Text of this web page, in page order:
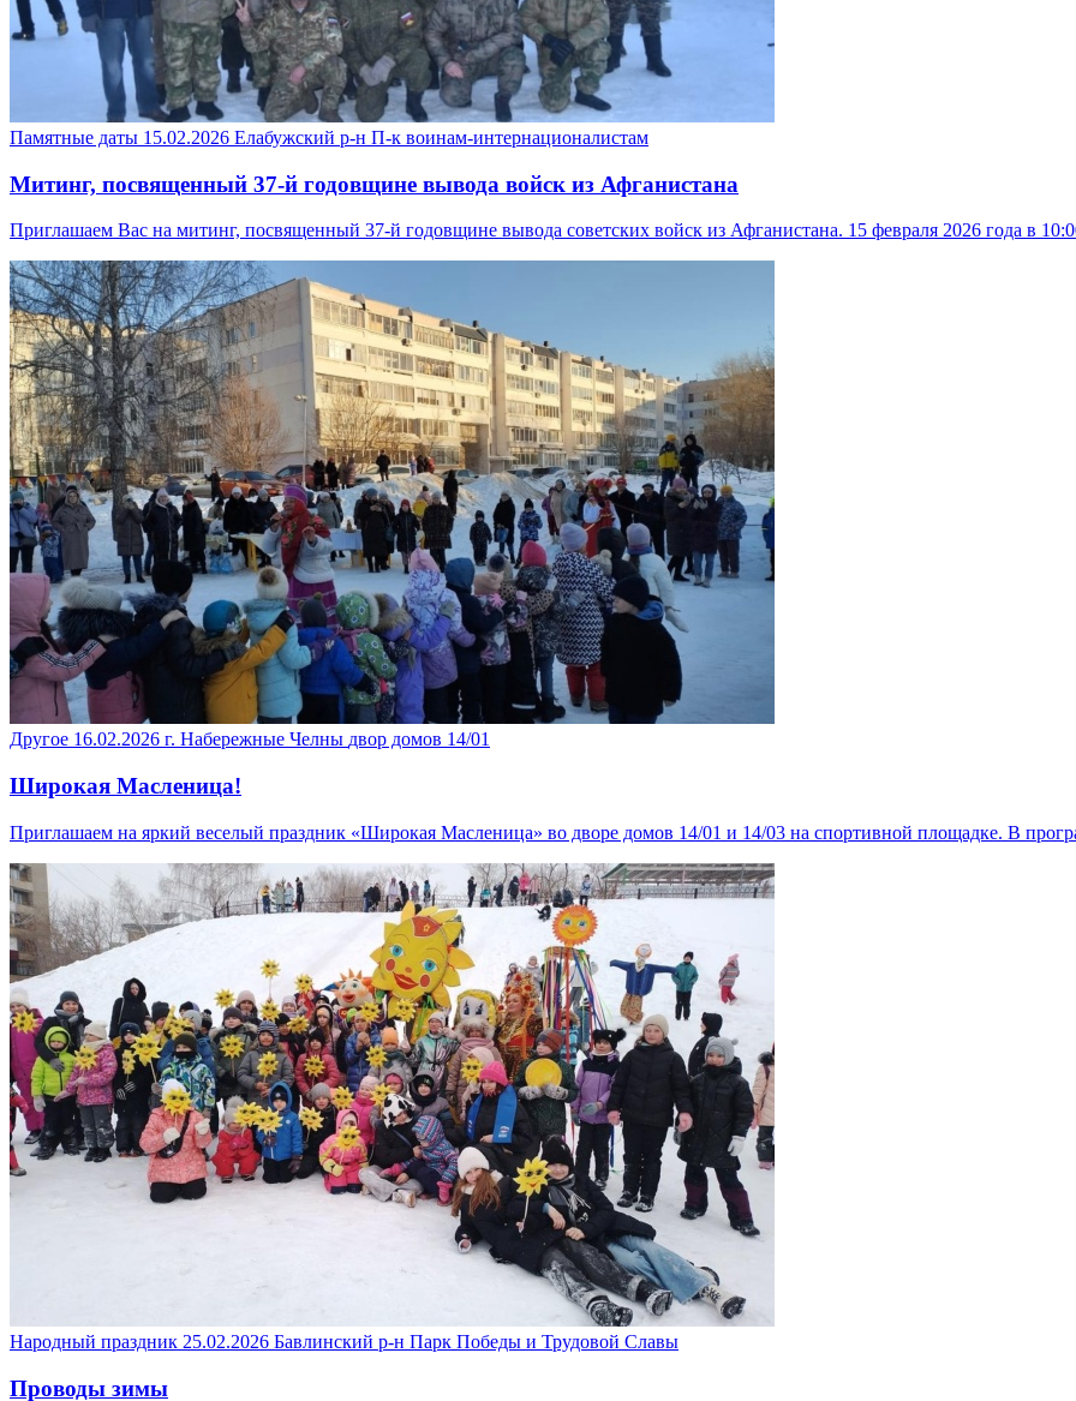
Памятные даты 15.02.2026 Елабужский р-н П-к воинам-интернационалистам
Митинг, посвященный 37-й годовщине вывода войск из Афганистана
Приглашаем Вас на митинг, посвященный 37-й годовщине вывода советских войск из Афганистана. 15 февраля 2026 года в
Другое 16.02.2026 г. Набережные Челны двор домов 14/01
Широкая Масленица!
Приглашаем на яркий веселый праздник «Широкая Масленица» во дворе домов 14/01 и 14/03 на спортивной площадке. В
Народный праздник 25.02.2026 Бавлинский р-н Парк Победы и Трудовой Славы
Проводы зимы